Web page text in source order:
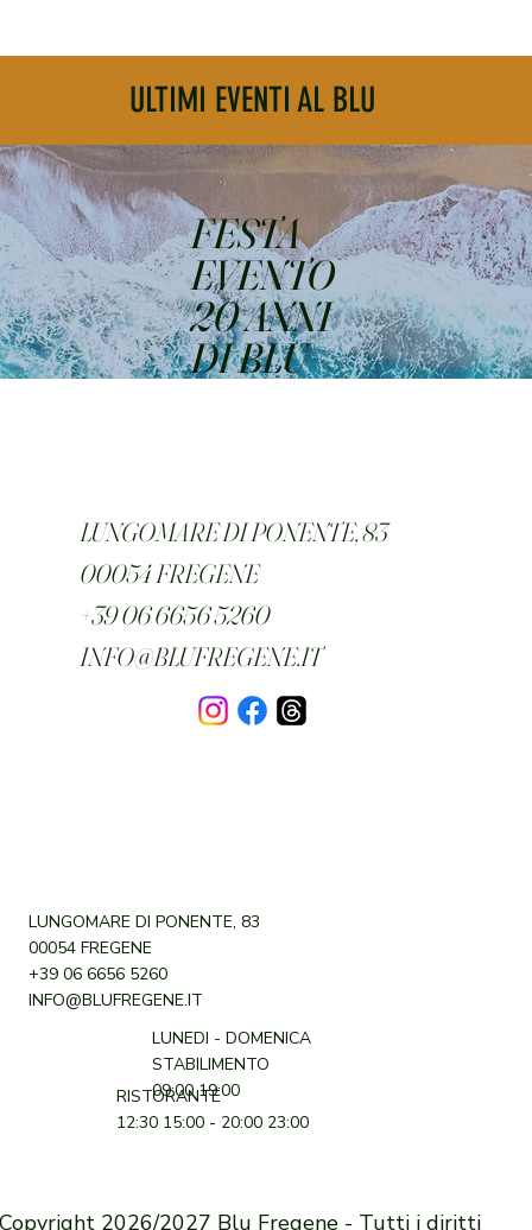
ULTIMI EVENTI AL BLU
FESTA
EVENTO
20 ANNI
DI BLU
LUNGOMARE DI PONENTE, 83
00054 FREGENE
+39 06 6656 5260
INFO@BLUFREGENE.IT
LUNGOMARE DI PONENTE, 83
00054 FREGENE
+39 06 6656 5260
INFO@BLUFREGENE.IT
LUNEDI - DOMENICA
STABILIMENTO
09:00 19:00
RISTORANTE
12:30 15:00 - 20:00 23:00
2026/2027 Blu Fregene - Tutti i diritti